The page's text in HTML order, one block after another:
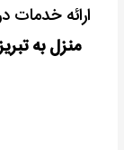
ارائه
منزل به